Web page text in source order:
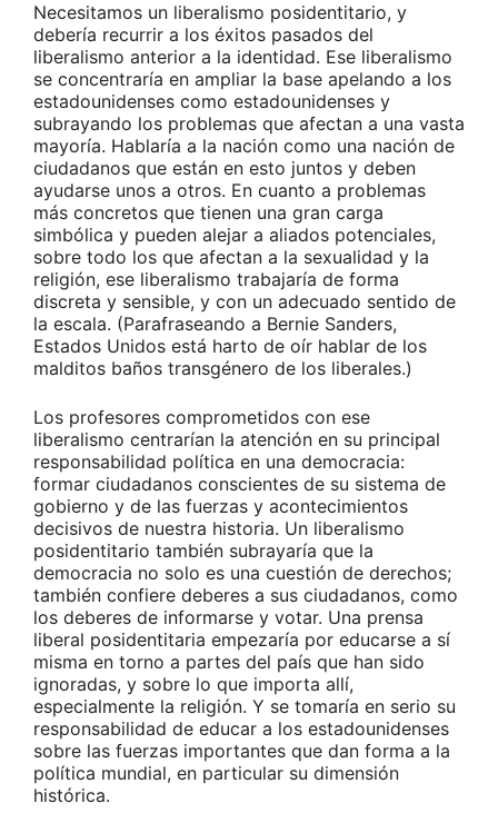
Necesitamos un liberalismo posidentitario, y
debería recurrir a los éxitos pasados del
liberalismo anterior a la identidad. Ese liberalismo
se concentraría en ampliar la base apelando a los
estadounidenses como estadounidenses y
subrayando los problemas que afectan a una vasta
mayoría. Hablaría a la nación como una nación de
ciudadanos que están en esto juntos y deben
ayudarse unos a otros. En cuanto a problemas
más concretos que tienen una gran carga
simbólica y pueden alejar a aliados potenciales,
sobre todo los que afectan a la sexualidad y la
religión, ese liberalismo trabajaría de forma
discreta y sensible, y con un adecuado sentido de
la escala. (Parafraseando a Bernie Sanders,
Estados Unidos está harto de oír hablar de los
malditos baños transgénero de los liberales.)
Los profesores comprometidos con ese
liberalismo centrarían la atención en su principal
responsabilidad política en una democracia:
formar ciudadanos conscientes de su sistema de
gobierno y de las fuerzas y acontecimientos
decisivos de nuestra historia. Un liberalismo
posidentitario también subrayaría que la
democracia no solo es una cuestión de derechos;
también confiere deberes a sus ciudadanos, como
los deberes de informarse y votar. Una prensa
liberal posidentitaria empezaría por educarse a sí
misma en torno a partes del país que han sido
ignoradas, y sobre lo que importa allí,
especialmente la religión. Y se tomaría en serio su
responsabilidad de educar a los estadounidenses
sobre las fuerzas importantes que dan forma a la
política mundial, en particular su dimensión
histórica.